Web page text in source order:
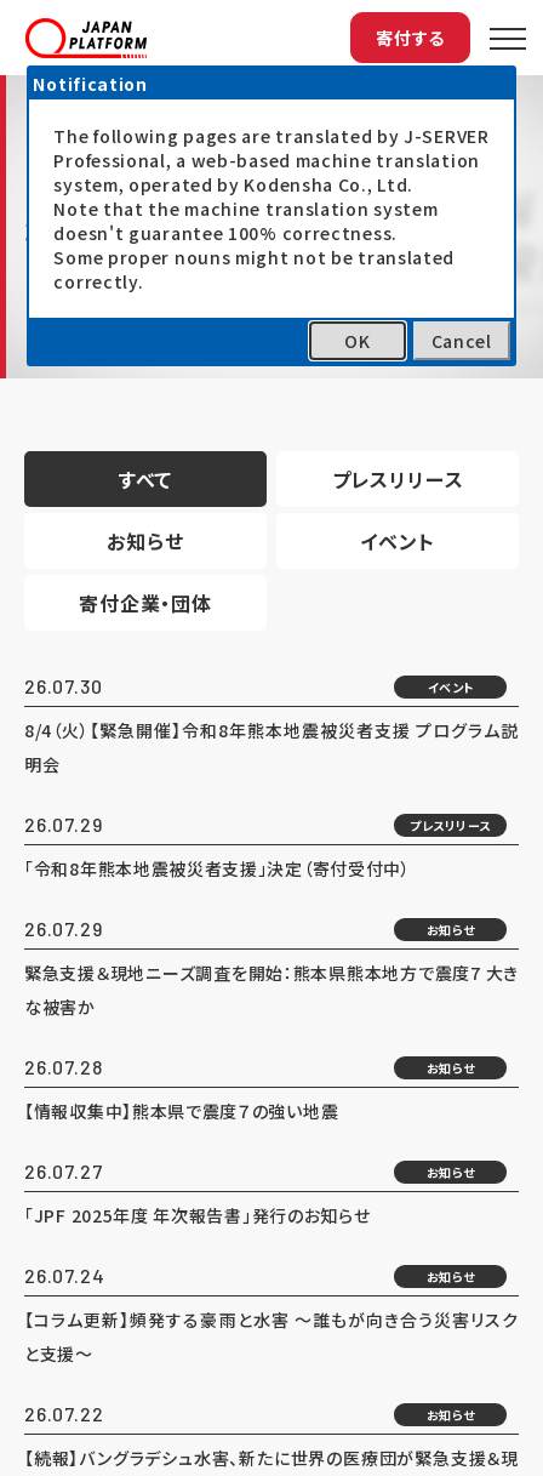
寄付する
最新情報
すべて プレスリリース
お知らせ イベント
寄付企業・団体
26.07.30 イベント
8/4（火）【緊急開催】令和8年熊本地震被災者支援 プログラム説
明会
26.07.29 プレスリリース
「令和8年熊本地震被災者支援」決定（寄付受付中）
26.07.29 お知らせ
緊急支援＆現地ニーズ調査を開始：熊本県熊本地方で震度7 大き
な被害か
26.07.28 お知らせ
【情報収集中】熊本県で震度７の強い地震
26.07.27 お知らせ
「JPF 2025年度 年次報告書」発行のお知らせ
26.07.24 お知らせ
【コラム更新】頻発する豪雨と水害 ～誰もが向き合う災害リスク
と支援～
26.07.22 お知らせ
【続報】バングラデシュ水害、新たに世界の医療団が緊急支援＆現
Notification
The following pages are translated by J-SERVER
Professional, a web-based machine translation
system, operated by Kodensha Co., Ltd.
Note that the machine translation system
doesn't guarantee 100% correctness.
Some proper nouns might not be translated
correctly.
OK Cancel